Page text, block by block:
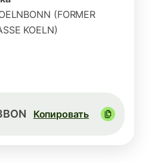
(FORMER
KOELN)
Копировать